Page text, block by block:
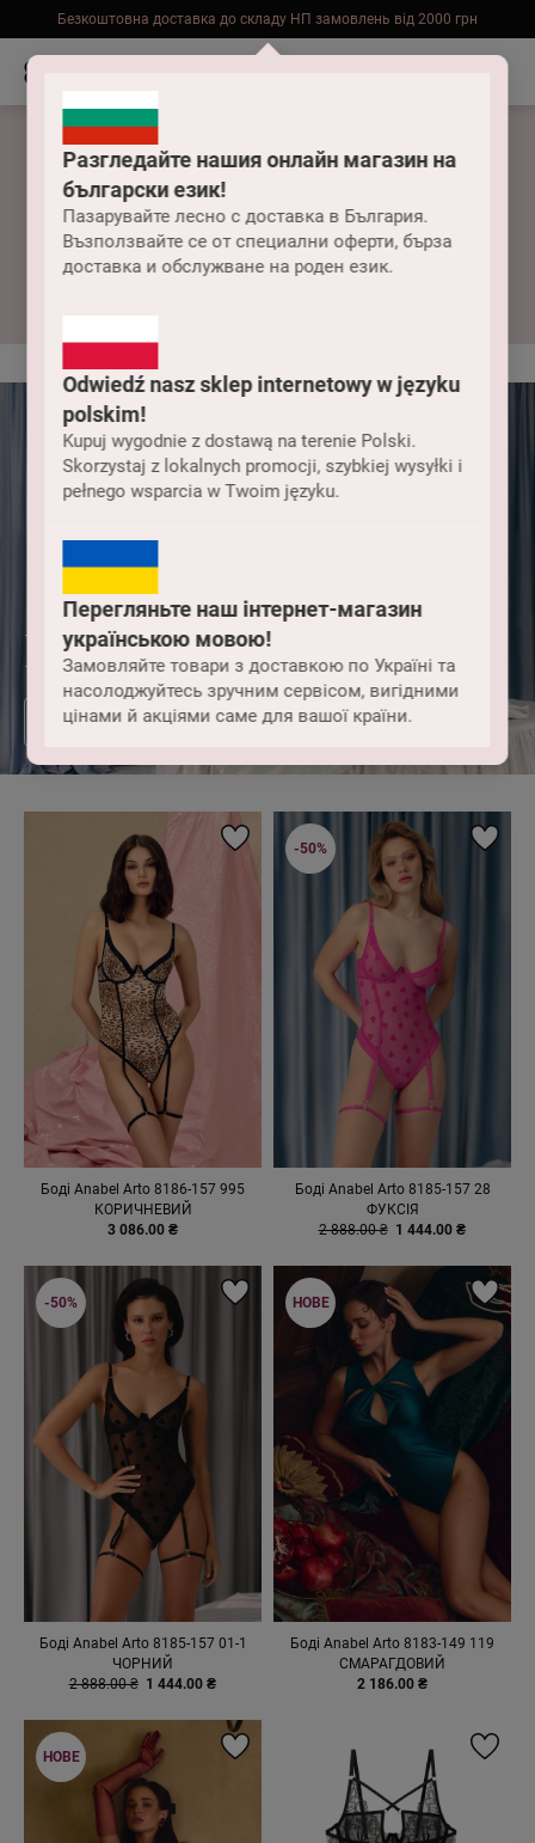
Разгледайте нашия онлайн магазин на
български език!
Пазарувайте лесно с доставка в България.
Възползвайте се от специални оферти, бърза
доставка и обслужване на роден език.
Odwiedź nasz sklep internetowy w języku
polskim!
Kupuj wygodnie z dostawą na terenie Polski.
Skorzystaj z lokalnych promocji, szybkiej wysyłki i
pełnego wsparcia w Twoim języku.
Перегляньте наш інтернет-магазин
українською мовою!
Замовляйте товари з доставкою по Україні та
насолоджуйтесь зручним сервісом, вигідними
цінами й акціями саме для вашої країни.
Безкоштовна доставка до складу НП замовлень від 2000 грн
Жіночі боді
Lovely
ВСЯ КОЛЕКЦІЯ
Боді Anabel Arto 8186-157 995
КОРИЧНЕВИЙ
3 086.00 ₴
Боді Anabel Arto 8185-157 28
ФУКСІЯ
2 888.00 ₴ 1 444.00 ₴
-50%
Боді Anabel Arto 8185-157 01-1
ЧОРНИЙ
2 888.00 ₴ 1 444.00 ₴
-50%
Боді Anabel Arto 8183-149 119
СМАРАГДОВИЙ
2 186.00 ₴
НОВЕ
НОВЕ